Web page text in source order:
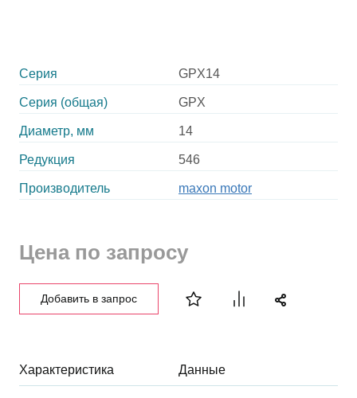
Серия GPX14
Серия (общая) GPX
Диаметр, мм 14
Редукция 546
Производитель maxon motor
Цена по запросу
Добавить в запрос
Характеристика Данные